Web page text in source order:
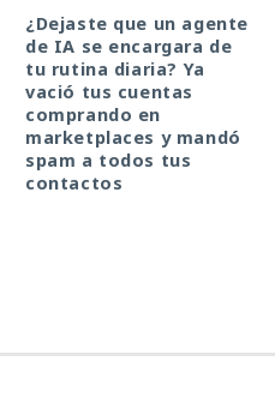
¿Dejaste que un agente
de IA se encargara de
tu rutina diaria? Ya
vació tus cuentas
comprando en
marketplaces y mandó
spam a todos tus
contactos